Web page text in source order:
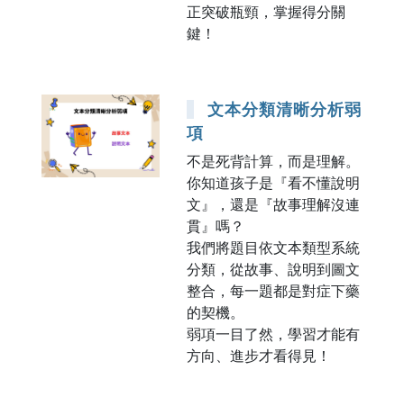
正突破瓶頸，掌握得分關
鍵！
文本分類清晰分析弱
項
不是死背計算，而是理解。
你知道孩子是『看不懂說明
文』，還是『故事理解沒連
貫』嗎？
我們將題目依文本類型系統
分類，從故事、說明到圖文
整合，每一題都是對症下藥
的契機。
弱項一目了然，學習才能有
方向、進步才看得見！